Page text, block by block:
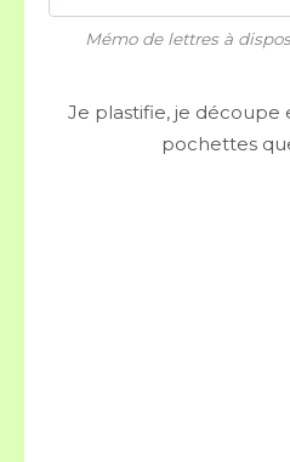
Mémo de lettres à
Je plastifie, je découpe
pochettes